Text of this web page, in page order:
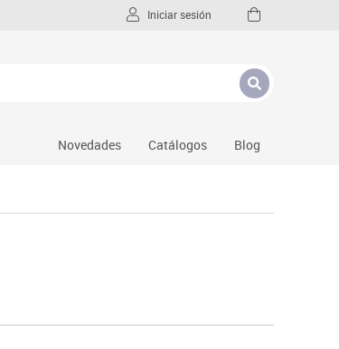
Iniciar sesión
Novedades Catálogos Blog